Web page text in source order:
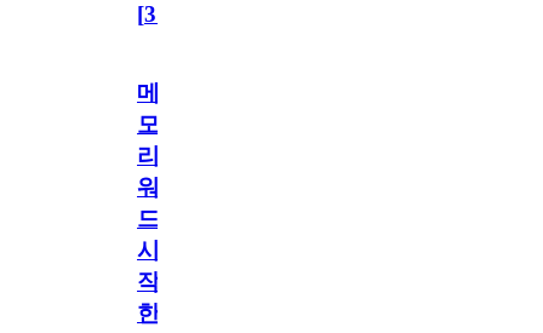
[31
메
모
리
워
드
시
작
한